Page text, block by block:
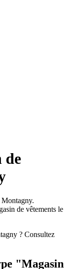
de
Montagny.
de vêtements le
? Consultez
"Magasin